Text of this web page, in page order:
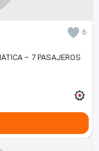
6
– 7 PASAJEROS